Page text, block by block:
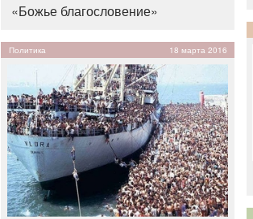
«Божье благословение»
Политика 18 марта 2016